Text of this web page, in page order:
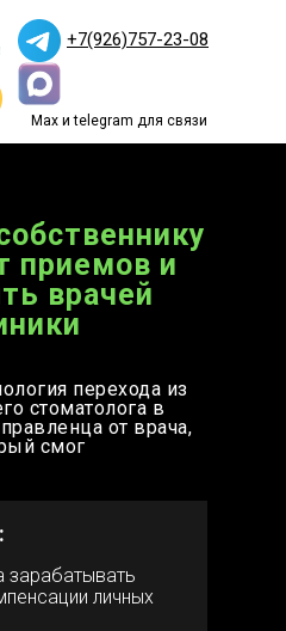
+7(926)757-23-08
Max и telegram для связи
приемов и
врачей
перехода из
стоматолога в
от врача,
смог
зарабатывать
личных